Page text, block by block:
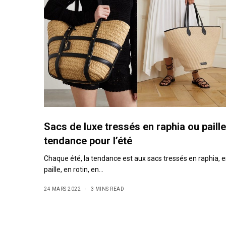
Sacs de luxe tressés en raphia ou paille
tendance pour l’été
Chaque été, la tendance est aux sacs tressés en raphia,
paille, en rotin, en…
24 MARS 2022 3 MINS READ